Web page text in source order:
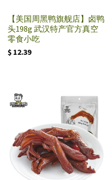
【美国周黑鸭旗舰店】卤鸭
头198g 武汉特产官方真空
零食小吃
$ 12.39